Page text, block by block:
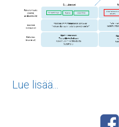
Lue lisää...